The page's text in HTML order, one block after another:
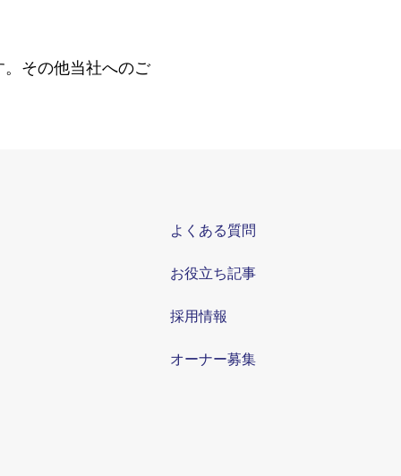
その他当社へのご
よくある質問
お役立ち記事
採用情報
オーナー募集